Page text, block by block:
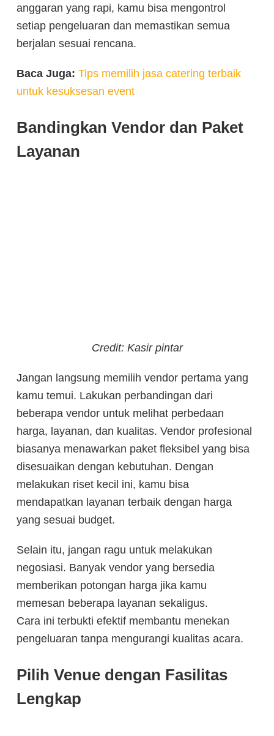
anggaran yang rapi, kamu bisa mengontrol
setiap pengeluaran dan memastikan semua
berjalan sesuai rencana.
Baca Juga: Tips memilih jasa catering terbaik
untuk kesuksesan event
Bandingkan Vendor dan Paket
Layanan
Credit: Kasir pintar
Jangan langsung memilih vendor pertama yang
kamu temui. Lakukan perbandingan dari
beberapa vendor untuk melihat perbedaan
harga, layanan, dan kualitas. Vendor profesional
biasanya menawarkan paket fleksibel yang bisa
disesuaikan dengan kebutuhan. Dengan
melakukan riset kecil ini, kamu bisa
mendapatkan layanan terbaik dengan harga
yang sesuai budget.
Selain itu, jangan ragu untuk melakukan
negosiasi. Banyak vendor yang bersedia
memberikan potongan harga jika kamu
memesan beberapa layanan sekaligus.
Cara ini terbukti efektif membantu menekan
pengeluaran tanpa mengurangi kualitas acara.
Pilih Venue dengan Fasilitas
Lengkap